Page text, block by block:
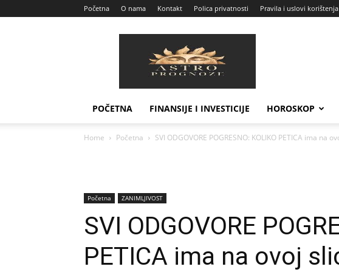
Početna O nama Kontakt Polica privatnosti Pravila i uslovi korištenja
Prognoze
POČETNA FINANSIJE I INVESTICIJE HOROSKOP
Home Početna SVI ODGOVORE POGRESNO: KOLIKO PETICA ima na
Početna ZANIMLJIVOST
SVI ODGOVORE
PETICA ima na ovoj